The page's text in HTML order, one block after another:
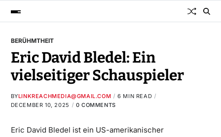
BERÜHMTHEIT
Eric David Bledel: Ein
vielseitiger Schauspieler
BYLINKREACHMEDIA@GMAIL.COM
6 MIN READ
DECEMBER 10, 2025
0 COMMENTS
Eric David Bledel ist ein US-amerikanischer